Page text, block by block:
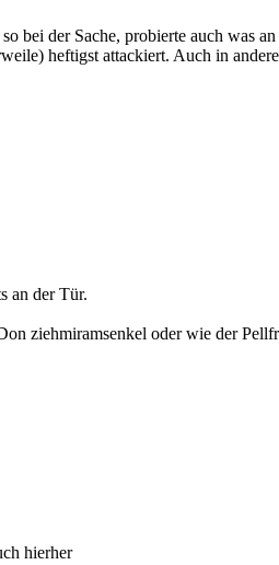
bei der Sache, probierte auch was
heftigst attackiert. Auch in
an der Tür.
ziehmiramsenkel oder wie der
hierher